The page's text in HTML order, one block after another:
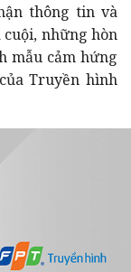
thông tin và
những hòn
mẫu cảm hứng
Truyền hình